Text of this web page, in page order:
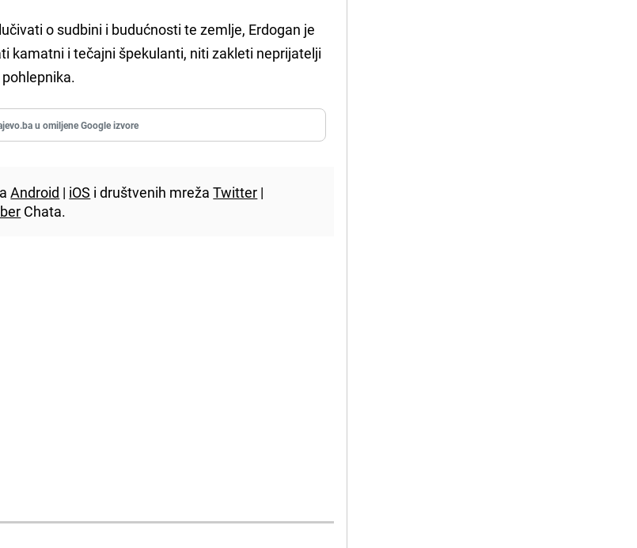
o sudbini i budućnosti te zemlje, Erdogan je
kamatni i tečajni špekulanti, niti zakleti neprijatelji
u omiljene Google izvore
Android | iOS i društvenih mrežaTwitter |
Chata.